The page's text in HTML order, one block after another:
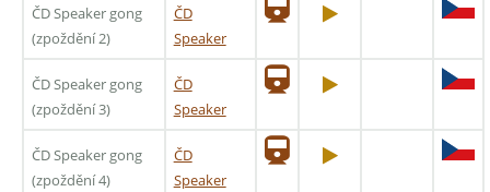
ČD Speaker gong
(zpoždění 2)
ČD
Speaker
ČD Speaker gong
(zpoždění 3)
ČD
Speaker
ČD Speaker gong
(zpoždění 4)
ČD
Speaker